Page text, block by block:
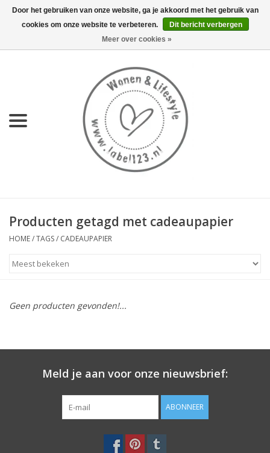
0 Artikelen - €0,00
KEUKEN
LIFESTYLE
MEUBELS
Producten getagd met cadeaupapier
HOME/TAGS/ CADEAUPAPIER
Geen producten gevonden!...
Meld je aan voor onze nieuwsbrief:
ABONNEER
Door het gebruiken van onze website, ga je akkoord met het gebruik van
cookies om onze website te verbeteren.
Dit bericht verbergen
Meer over cookies »